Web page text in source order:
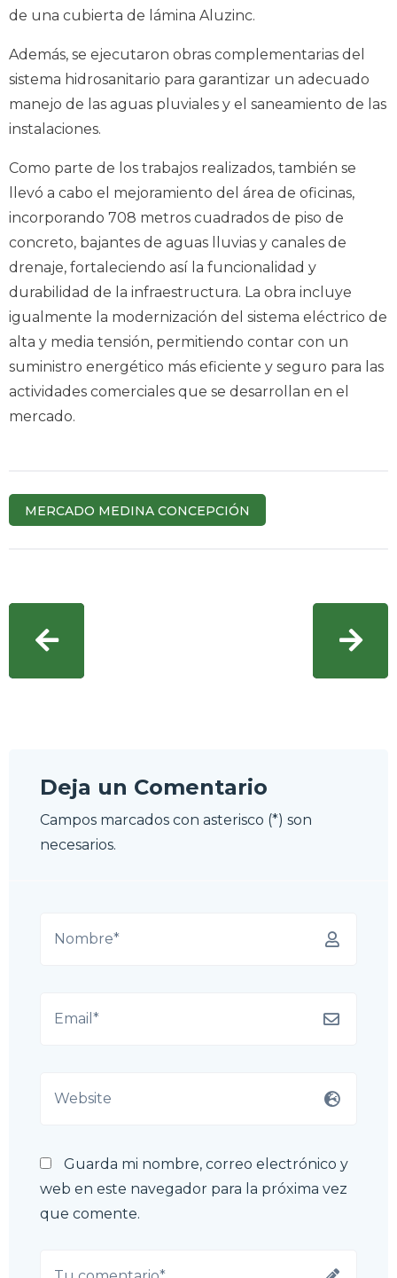
de una cubierta de lámina Aluzinc.
Además, se ejecutaron obras complementarias del
sistema hidrosanitario para garantizar un adecuado
manejo de las aguas pluviales y el saneamiento de las
instalaciones.
Como parte de los trabajos realizados, también se
llevó a cabo el mejoramiento del área de oficinas,
incorporando 708 metros cuadrados de piso de
concreto, bajantes de aguas lluvias y canales de
drenaje, fortaleciendo así la funcionalidad y
durabilidad de la infraestructura. La obra incluye
igualmente la modernización del sistema eléctrico de
alta y media tensión, permitiendo contar con un
suministro energético más eficiente y seguro para las
actividades comerciales que se desarrollan en el
mercado.
MERCADO MEDINA CONCEPCIÓN
Deja un Comentario
Campos marcados con asterisco (*) son
necesarios.
Guarda mi nombre, correo electrónico y
web en este navegador para la próxima vez
que comente.